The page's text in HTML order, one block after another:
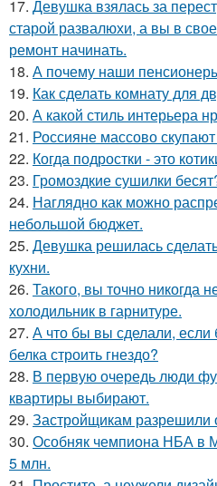
17. Девушка взялась за
старой развалюхи, а вы в
ремонт начинать.
18. А почему наши
19. Как сделать комнату для
20. А какой стиль интерьера
21. Россияне массово
22. Когда подростки - это
23. Громоздкие сушилки
24. Наглядно как можно
небольшой бюджет.
25. Девушка решилась
кухни.
26. Такого, вы точно никогда
холодильник в гарнитуре.
27. А что бы вы сделали, если
белка строить гнездо?
28. В первую очередь люди
квартиры выбирают.
29. Застройщикам разрешили
30. Особняк чемпиона НБА в
5 млн.